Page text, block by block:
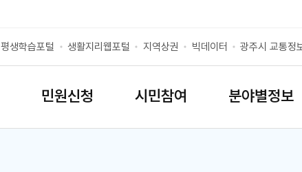
평생학습포털 생활지리웹포털 지역상권 빅데이터 광주시 교통정
민원신청 시민참여 분야별정보